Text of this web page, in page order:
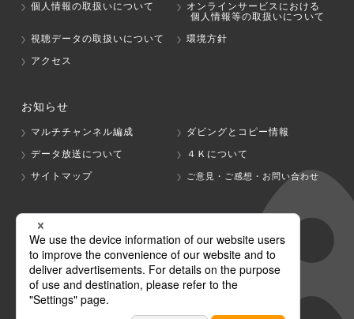
個人情報の取扱いについて
オンラインサービスにおける
個人情報等の取扱いについて
視聴データの取扱いについて
環境方針
アクセス
お知らせ
マルチチャンネル編成
ダビングとコピー情報
データ放送について
４Ｋについて
サイトマップ
ご意見・ご感想・お問い合わせ
グループ会社
テレビ朝日 テレ朝チャンネル